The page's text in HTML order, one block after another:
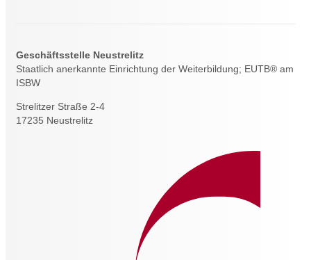
Geschäftsstelle Neustrelitz
Staatlich anerkannte Einrichtung der Weiterbildung; EUTB® am
ISBW
Strelitzer Straße 2-4
17235 Neustrelitz